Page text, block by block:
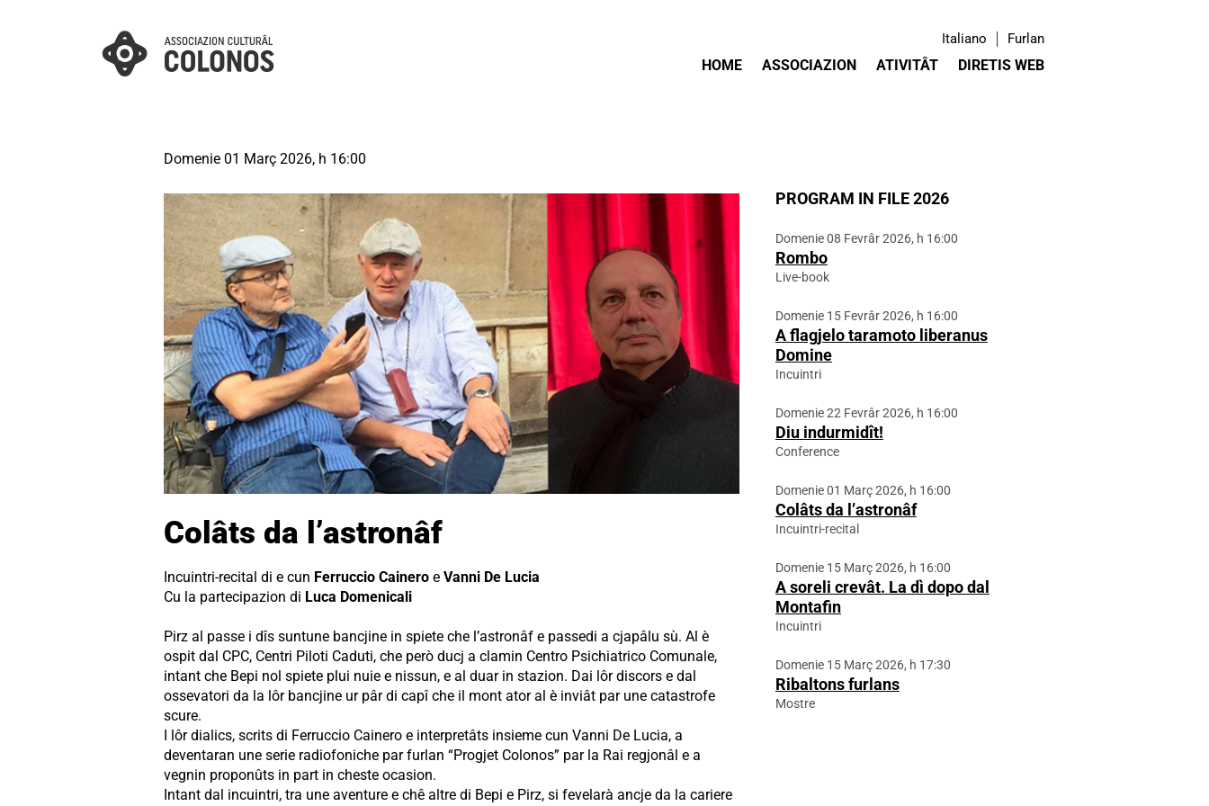
Italiano Furlan
HOME ASSOCIAZION ATIVITÂT DIRETIS WEB
Domenie 01 Març 2026, h 16:00
Colâts da l’astronâf
Incuintri-recital di e cun Ferruccio Cainero e Vanni De Lucia
Cu la partecipazion di Luca Domenicali
Pirz al passe i dîs suntune bancjine in spiete che l’astronâf e passedi a cjapâlu sù. Al è
ospit dal CPC, Centri Piloti Caduti, che però ducj a clamin Centro Psichiatrico Comunale,
intant che Bepi nol spiete plui nuie e nissun, e al duar in stazion. Dai lôr discors e dal
ossevatori da la lôr bancjine ur pâr di capî che il mont ator al è inviât par une catastrofe
scure.
I lôr dialics, scrits di Ferruccio Cainero e interpretâts insieme cun Vanni De Lucia, a
deventaran une serie radiofoniche par furlan “Progjet Colonos” par la Rai regjonâl e a
vegnin proponûts in part in cheste ocasion.
Intant dal incuintri, tra une aventure e chê altre di Bepi e Pirz, si fevelarà ancje da la cariere
PROGRAM IN FILE 2026
Domenie 08 Fevrâr 2026, h 16:00
Rombo
Live-book
Domenie 15 Fevrâr 2026, h 16:00
A flagjelo taramoto liberanus
Domine
Incuintri
Domenie 22 Fevrâr 2026, h 16:00
Diu indurmidît!
Conference
Domenie 01 Març 2026, h 16:00
Colâts da l’astronâf
Incuintri-recital
Domenie 15 Març 2026, h 16:00
A soreli crevât. La dì dopo dal
Montafin
Incuintri
Domenie 15 Març 2026, h 17:30
Ribaltons furlans
Mostre